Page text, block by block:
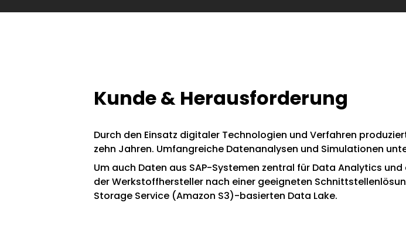
Kunde & Herausforderung
Durch den Einsatz digitaler Technologien und Verfahren
zehn Jahren. Umfangreiche Datenanalysen und Simulationen
Um auch Daten aus SAP-Systemen zentral für Data Analytics
der Werkstoffhersteller nach einer geeigneten
Storage Service (Amazon S3)-basierten Data Lake.